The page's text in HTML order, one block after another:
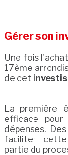
Gérer son
Une fois
17ème
de cet
La première
efficace
dépenses.
faciliter
partie du